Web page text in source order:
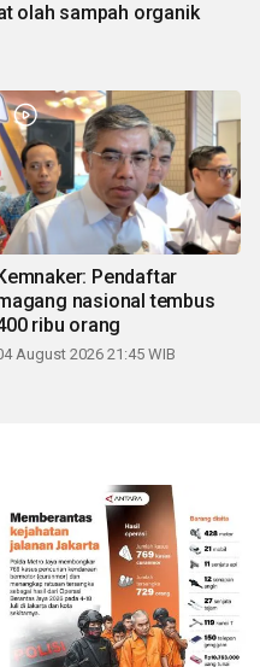
olah sampah organik
Kemnaker: Pendaftar
nasional tembus
ribu orang
August 2026 21:45 WIB